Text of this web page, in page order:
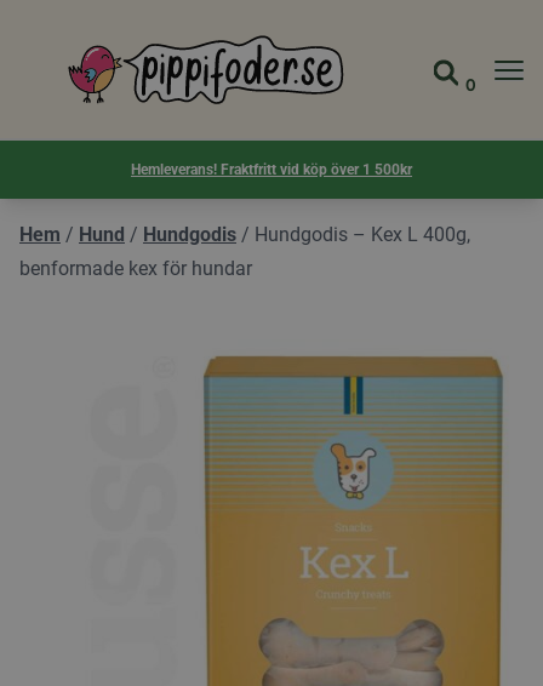
Pippifoder logotyp Gå till
Visa
0
Hemleverans! Fraktfritt vid köp över 1 500kr
Hem / Hund / Hundgodis / Hundgodis – Kex L 400g,
benformade kex för hundar